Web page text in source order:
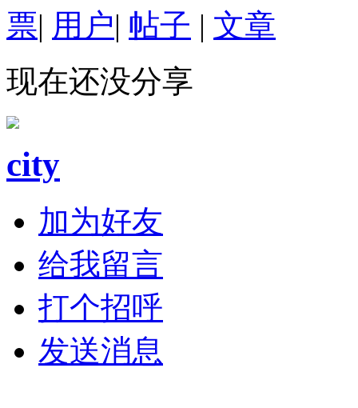
票| 用户| 帖子 | 文章
现在还没分享
city
加为好友
给我留言
打个招呼
发送消息